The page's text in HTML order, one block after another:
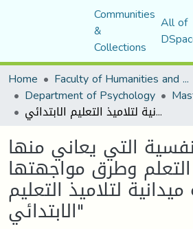
Communities
&
Collections
All of
Home
Faculty of Humanities and Social Sciences
Department of Psychology
الضغوطات النفسية التي يعاني منها ذوي صعوبات التعلم وطرق مواجهتها "دراسة ميدانية لتلاميذ التعليم الابتدائي"
التي يعاني منها
وطرق مواجهتها
لتلاميذ التعليم
الابتدائي"